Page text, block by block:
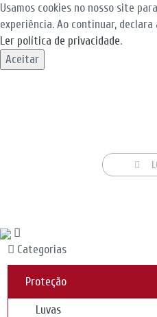
Usamos cookies no nosso site
experiência. Ao continuar,
Ler política de privacidade.
Aceitar
Categorias
Proteção
Luvas